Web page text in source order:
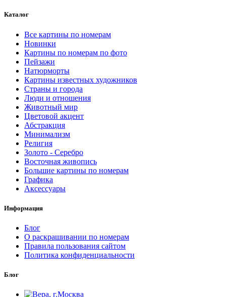
Каталог
Все картины по номерам
Новинки
Картины по номерам по фото
Пейзажи
Натюрморты
Картины известных художников
Страны и города
Люди и отношения
Животный мир
Цветовой акцент
Абстракция
Минимализм
Религия
Золото - Серебро
Восточная живопись
Большие картины по номерам
Графика
Аксессуары
Информация
Блог
О раскрашивании по номерам
Правила пользования сайтом
Политика конфиденциальности
Блог